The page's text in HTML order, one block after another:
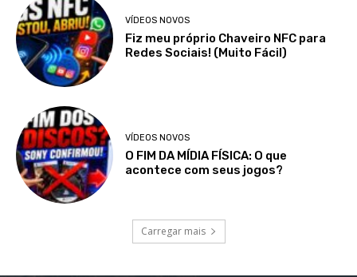
VÍDEOS NOVOS
Fiz meu próprio Chaveiro NFC para
Redes Sociais! (Muito Fácil)
VÍDEOS NOVOS
O FIM DA MÍDIA FÍSICA: O que
acontece com seus jogos?
Carregar mais